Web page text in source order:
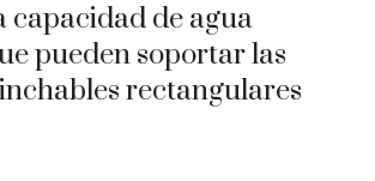
capacidad de agua
pueden soportar las
rectangulares